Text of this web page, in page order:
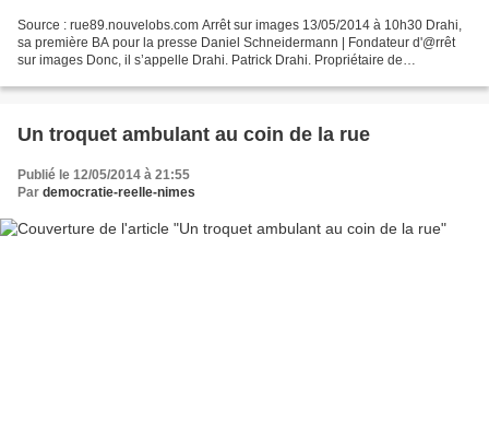
Source : rue89.nouvelobs.com Arrêt sur images 13/05/2014 à 10h30 Drahi,
sa première BA pour la presse Daniel Schneidermann | Fondateur d'@rrêt
sur images Donc, il s’appelle Drahi. Patrick Drahi. Propriétaire de
Un troquet ambulant au coin de la rue
Publié le 12/05/2014 à 21:55
Par democratie-reelle-nimes